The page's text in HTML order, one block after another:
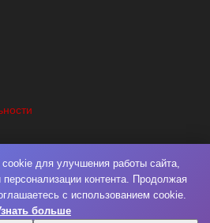
Фабрика Медиа Мьюзик. Все права
для улучшения работы сайта,
контента. Продолжая
с использованием cookie.
больше